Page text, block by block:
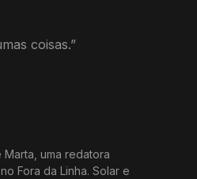
coisas.”
Marta, uma redatora
Fora da Linha. Solar e